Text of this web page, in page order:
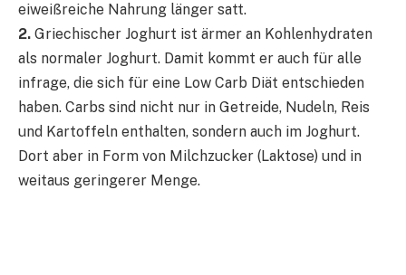
eiweißreiche Nahrung länger satt.
2. Griechischer Joghurt ist ärmer an Kohlenhydraten
als normaler Joghurt. Damit kommt er auch für alle
infrage, die sich für eine Low Carb Diät entschieden
haben. Carbs sind nicht nur in Getreide, Nudeln, Reis
und Kartoffeln enthalten, sondern auch im Joghurt.
Dort aber in Form von Milchzucker (Laktose) und in
weitaus geringerer Menge.